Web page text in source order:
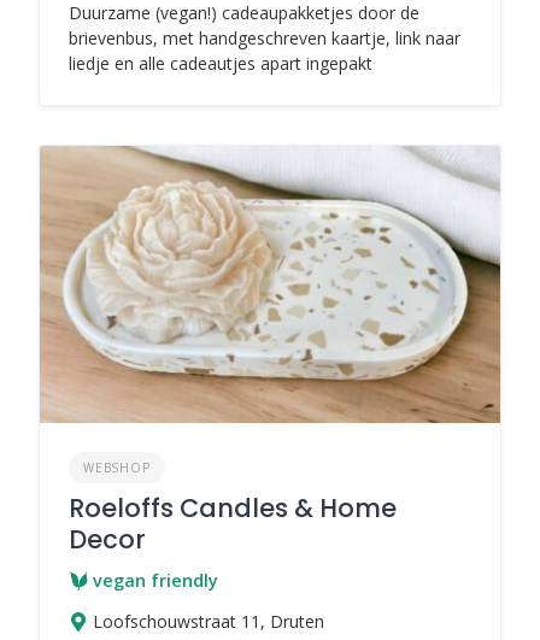
Duurzame (vegan!) cadeaupakketjes door de
brievenbus, met handgeschreven kaartje, link naar
liedje en alle cadeautjes apart ingepakt
WEBSHOP
Roeloffs Candles & Home
Decor
vegan friendly
Loofschouwstraat 11, Druten